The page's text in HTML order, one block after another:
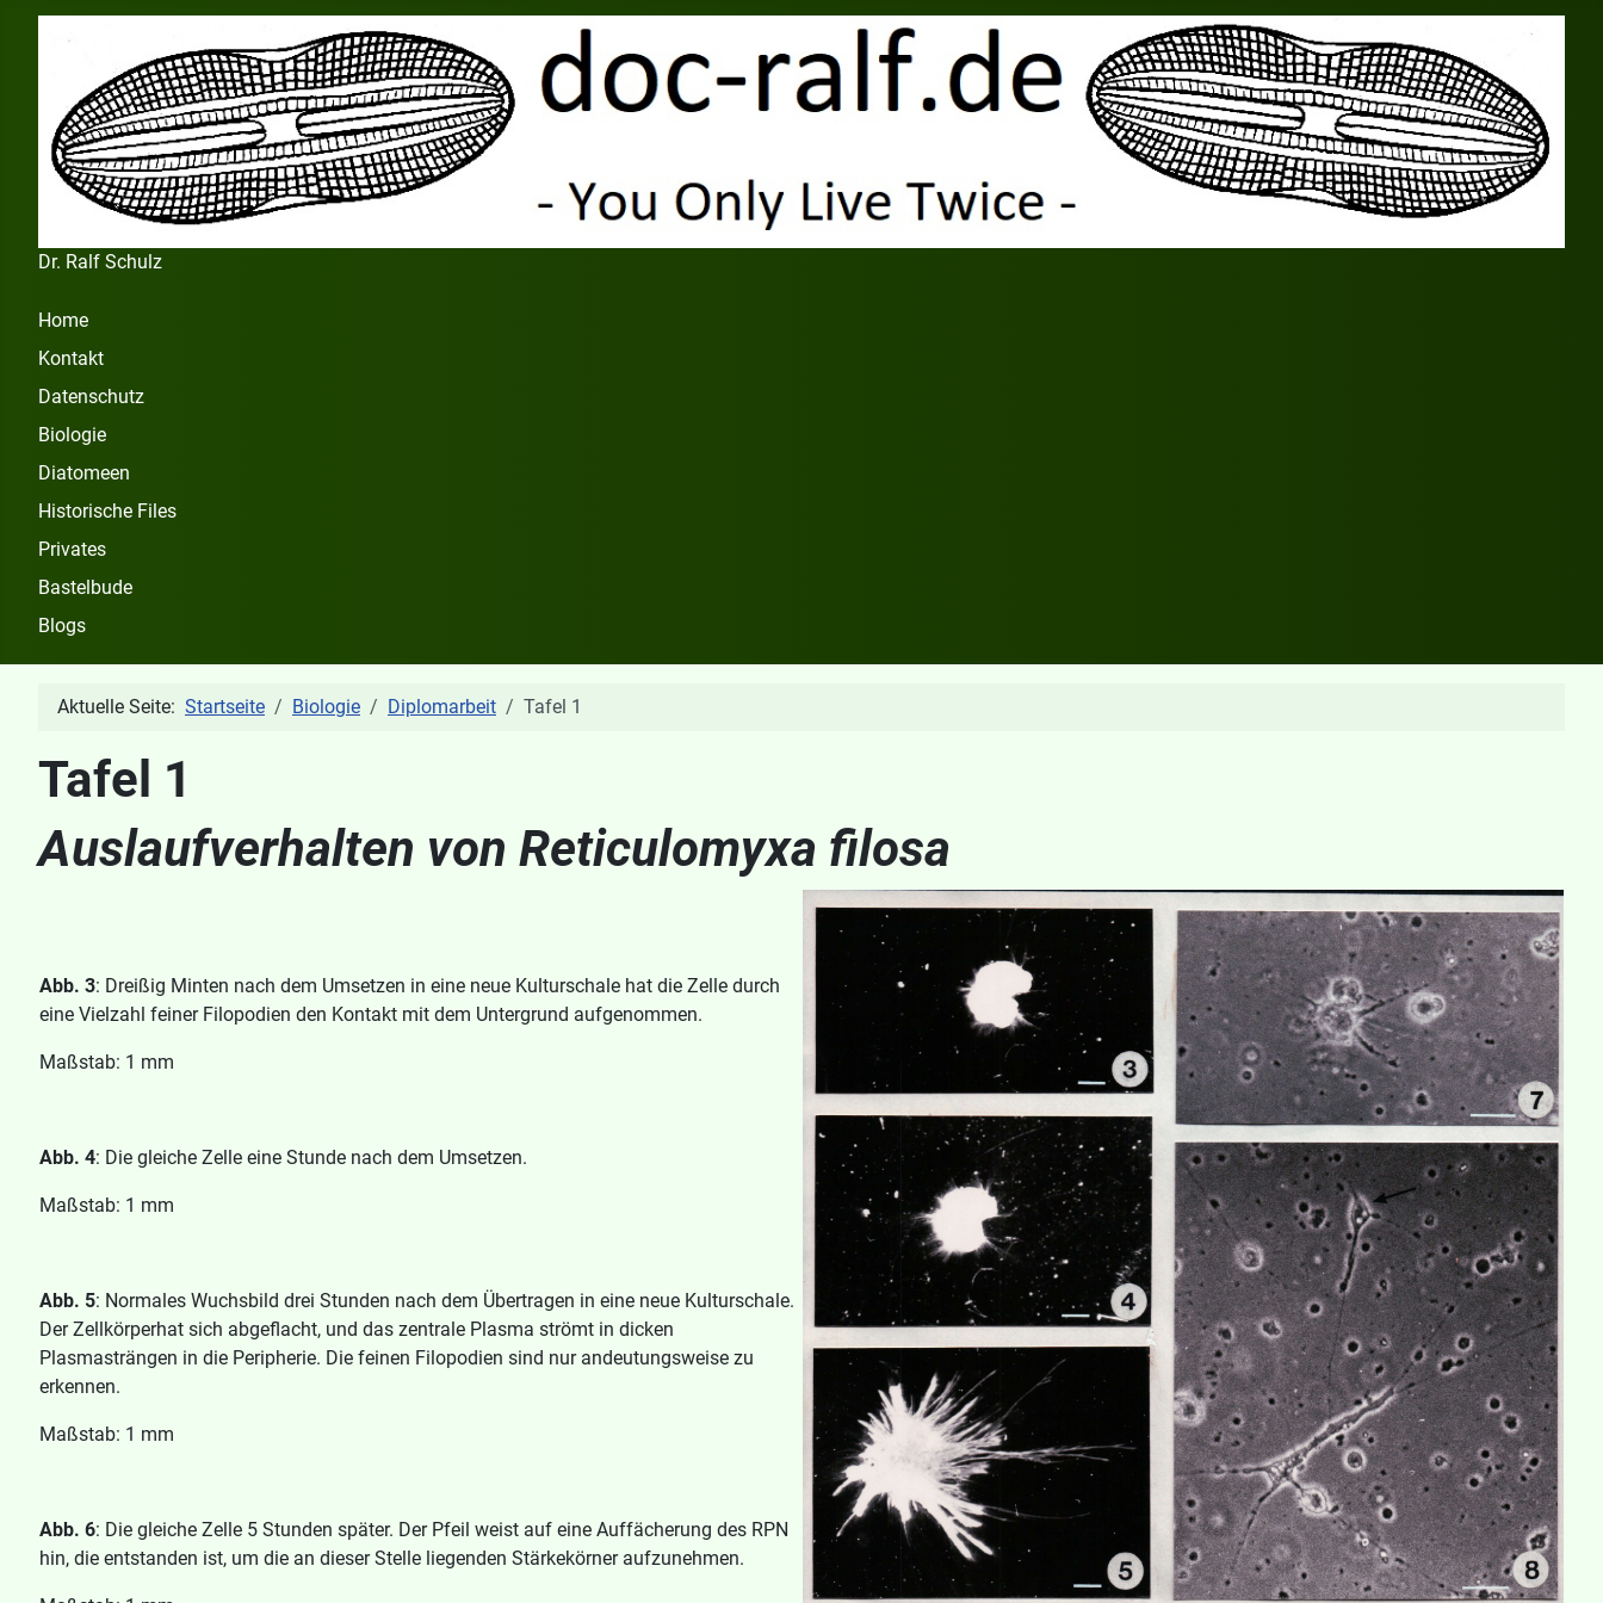
Dr. Ralf Schulz
Home
Kontakt
Datenschutz
Biologie
Diatomeen
Historische Files
Privates
Bastelbude
Blogs
Aktuelle Seite: Startseite Biologie Diplomarbeit Tafel 1
Tafel 1
Auslaufverhalten von Reticulomyxa filosa
Abb. 3: Dreißig Minten nach dem Umsetzen in eine neue Kulturschale hat die Zelle durch
eine Vielzahl feiner Filopodien den Kontakt mit dem Untergrund aufgenommen.
Maßstab: 1 mm
Abb. 4: Die gleiche Zelle eine Stunde nach dem Umsetzen.
Maßstab: 1 mm
Abb. 5: Normales Wuchsbild drei Stunden nach dem Übertragen in eine neue Kulturschale.
Der Zellkörperhat sich abgeflacht, und das zentrale Plasma strömt in dicken
Plasmasträngen in die Peripherie. Die feinen Filopodien sind nur andeutungsweise zu
erkennen.
Maßstab: 1 mm
Abb. 6: Die gleiche Zelle 5 Stunden später. Der Pfeil weist auf eine Auffächerung des RPN
hin, die entstanden ist, um die an dieser Stelle liegenden Stärkekörner aufzunehmen.